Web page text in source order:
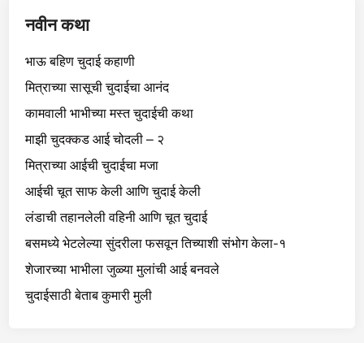
नवीन कथा
भाऊ बहिण चुदाई कहाणी
मित्राच्या सासूची चुदाईचा आनंद
कामवाली भाभीच्या मस्त चुदाईची कथा
माझी चुदक्कड आई चोदली – २
मित्राच्या आईची चुदाईचा मजा
आईची चूत साफ केली आणि चुदाई केली
लंडाची तहानलेली वहिनी आणि चूत चुदाई
बसमध्ये भेटलेल्या सुंदरीला फसवून तिच्याशी संभोग केला-१
शेजारच्या भाभीला जुळ्या मुलांची आई बनवले
चुदाईसाठी बेताब कुमारी मुली